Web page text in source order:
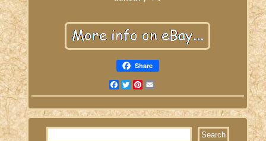
Share
Facebook
TwitterPinterest